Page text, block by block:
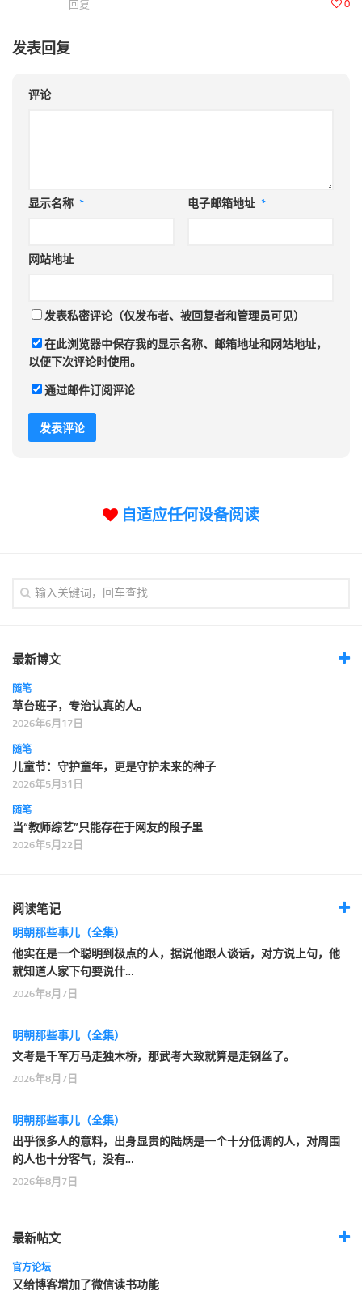
0
回复
发表回复
评论
显示名称 * 电子邮箱地址 *
网站地址
发表私密评论（仅发布者、被回复者和管理员可见）
在此浏览器中保存我的显示名称、邮箱地址和网站地址，
以便下次评论时使用。
通过邮件订阅评论
自适应任何设备阅读
最新博文
随笔
草台班子，专治认真的人。
2026年6月17日
随笔
儿童节：守护童年，更是守护未来的种子
2026年5月31日
随笔
当“教师综艺”只能存在于网友的段子里
2026年5月22日
阅读笔记
明朝那些事儿（全集）
他实在是一个聪明到极点的人，据说他跟人谈话，对方说上句，他
就知道人家下句要说什…
2026年8月7日
明朝那些事儿（全集）
文考是千军万马走独木桥，那武考大致就算是走钢丝了。
2026年8月7日
明朝那些事儿（全集）
出乎很多人的意料，出身显贵的陆炳是一个十分低调的人，对周围
的人也十分客气，没有…
2026年8月7日
最新帖文
官方论坛
又给博客增加了微信读书功能